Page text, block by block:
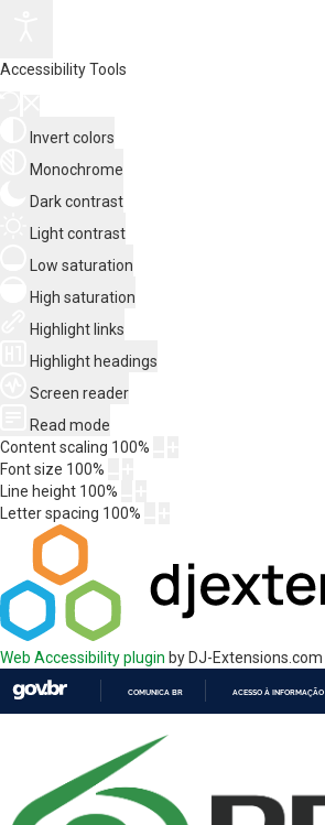
Accessibility Tools
Invert colors
Monochrome
Dark contrast
Light contrast
Low saturation
High saturation
Highlight links
Highlight headings
Screen reader
Read mode
Content scaling 100%
Font size 100%
Line height 100%
Letter spacing 100%
Web Accessibility plugin by DJ-Extensions.com
COMUNICA BR ACESSO À INFORMAÇÃO